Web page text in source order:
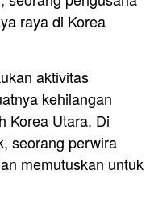
raya di Korea
aktivitas
kehilangan
Korea Utara. Di
seorang perwira
memutuskan untuk